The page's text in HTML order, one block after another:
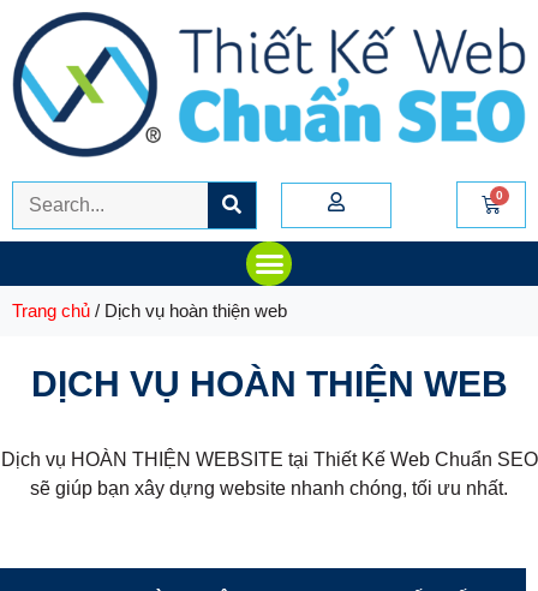
Trang chủ / Dịch vụ hoàn thiện web
DỊCH VỤ HOÀN THIỆN WEB
Dịch vụ HOÀN THIỆN WEBSITE tại Thiết Kế Web Chuẩn SEO
sẽ giúp bạn xây dựng website nhanh chóng, tối ưu nhất.